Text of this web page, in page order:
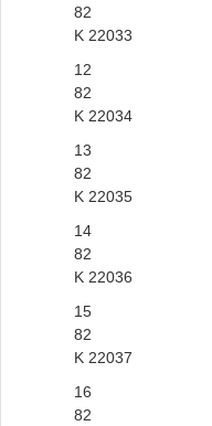
Calix - Packline - Takboxar
Thule - Lasthållare
Begagnade Motorer & Båtar
82
K 22033
12
82
K 22034
13
82
K 22035
14
82
K 22036
15
82
K 22037
16
82